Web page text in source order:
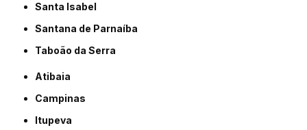
Santa Isabel
Santana de Parnaíba
Taboão da Serra
Atibaia
Campinas
Itupeva